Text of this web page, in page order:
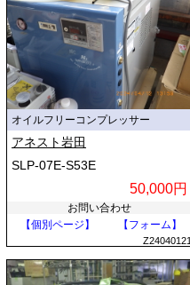
オイルフリーコンプレッサー
アネスト岩田
SLP-07E-S53E
50,000円
お問い合わせ
【個別ページ】
【フォーム】
Z24040121